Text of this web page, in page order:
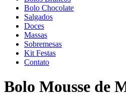
Bolo Chocolate
Salgados
Doces
Massas
Sobremesas
Kit Festas
Contato
Bolo Mousse de